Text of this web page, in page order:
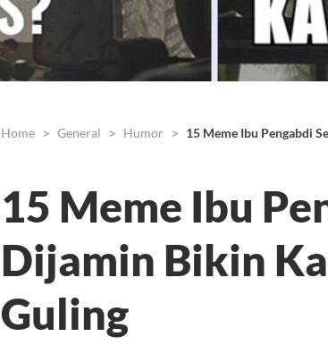
Home General Humor 15 Meme Ibu Pengabdi
15 Meme Ibu
Dijamin Bikin
Guling